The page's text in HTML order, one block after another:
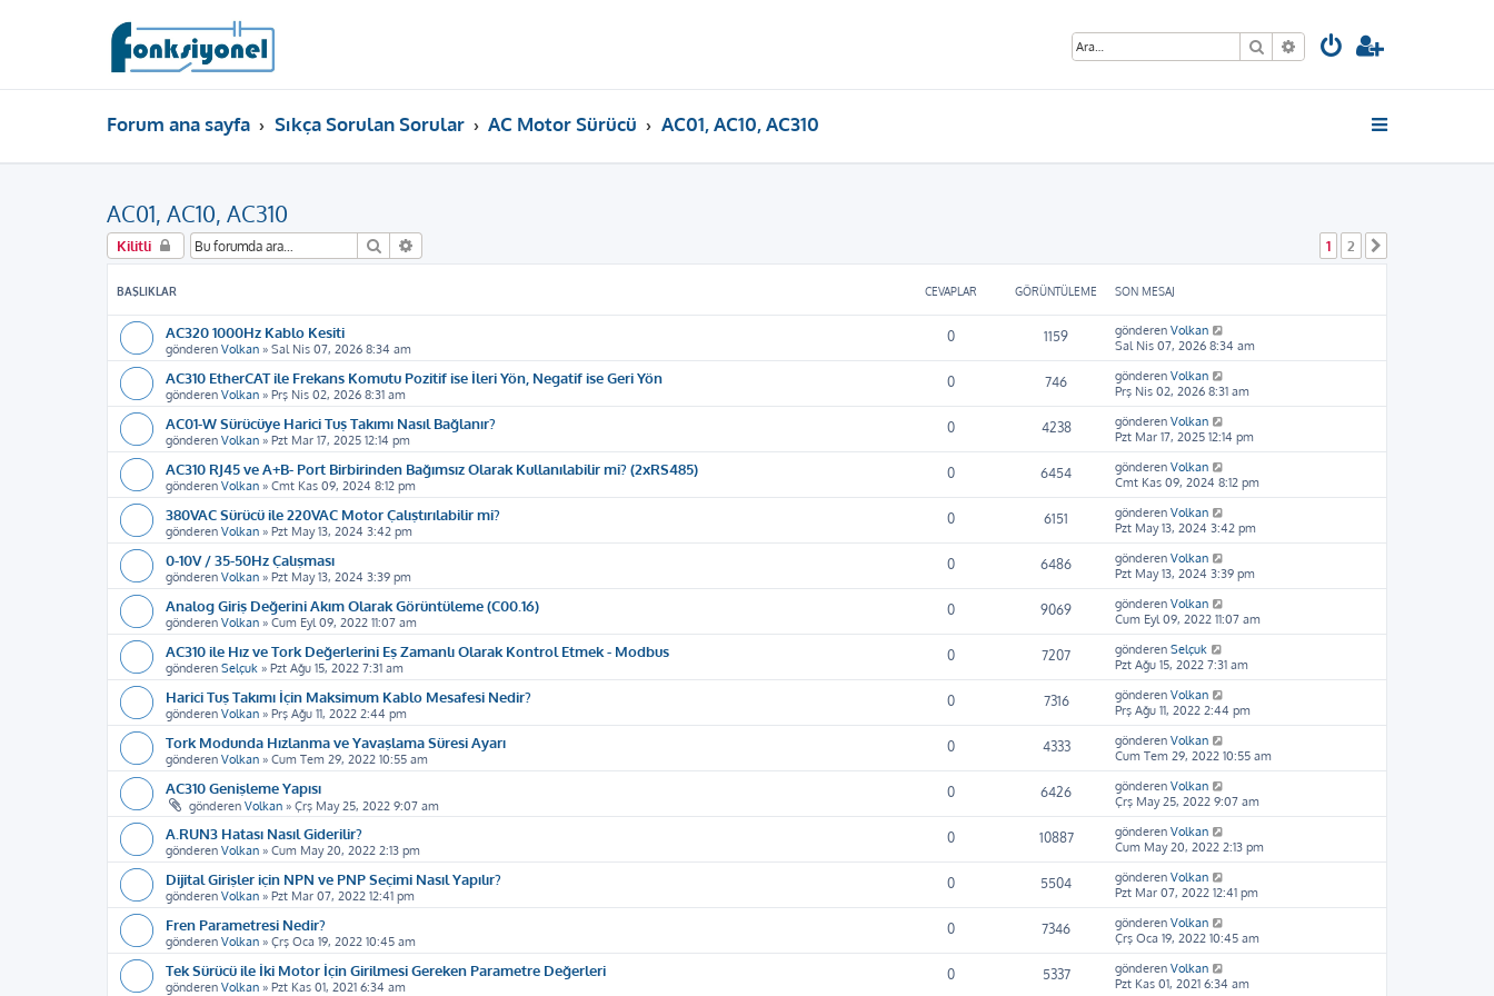
Ara Gelişmiş arama
Forum ana sayfa Sıkça Sorulan Sorular AC Motor Sürücü AC01, AC10, AC310
AC01, AC10, AC310
Kilitli Ara 1 2
BAŞLIKLAR CEVAPLAR GÖRÜNTÜLEME SON MESAJ
AC320 1000Hz Kablo Kesiti
gönderen Volkan » Sal Nis 07, 2026 8:34 am
0 1159 gönderen Volkan
Sal Nis 07, 2026 8:34 am
AC310 EtherCAT ile Frekans Komutu Pozitif ise İleri Yön, Negatif ise Geri Yön
gönderen Volkan » Prş Nis 02, 2026 8:31 am
0 746 gönderen Volkan
Prş Nis 02, 2026 8:31 am
AC01-W Sürücüye Harici Tuş Takımı Nasıl Bağlanır?
gönderen Volkan » Pzt Mar 17, 2025 12:14 pm
0 4238 gönderen Volkan
Pzt Mar 17, 2025 12:14 pm
AC310 RJ45 ve A+B- Port Birbirinden Bağımsız Olarak Kullanılabilir mi? (2xRS485)
gönderen Volkan » Cmt Kas 09, 2024 8:12 pm
0 6454 gönderen Volkan
Cmt Kas 09, 2024 8:12 pm
380VAC Sürücü ile 220VAC Motor Çalıştırılabilir mi?
gönderen Volkan » Pzt May 13, 2024 3:42 pm
0 6151 gönderen Volkan
Pzt May 13, 2024 3:42 pm
0-10V / 35-50Hz Çalışması
gönderen Volkan » Pzt May 13, 2024 3:39 pm
0 6486 gönderen Volkan
Pzt May 13, 2024 3:39 pm
Analog Giriş Değerini Akım Olarak Görüntüleme (C00.16)
gönderen Volkan » Cum Eyl 09, 2022 11:07 am
0 9069 gönderen Volkan
Cum Eyl 09, 2022 11:07 am
AC310 ile Hız ve Tork Değerlerini Eş Zamanlı Olarak Kontrol Etmek - Modbus
gönderen Selçuk » Pzt Ağu 15, 2022 7:31 am
0 7207 gönderen Selçuk
Pzt Ağu 15, 2022 7:31 am
Harici Tuş Takımı İçin Maksimum Kablo Mesafesi Nedir?
gönderen Volkan » Prş Ağu 11, 2022 2:44 pm
0 7316 gönderen Volkan
Prş Ağu 11, 2022 2:44 pm
Tork Modunda Hızlanma ve Yavaşlama Süresi Ayarı
gönderen Volkan » Cum Tem 29, 2022 10:55 am
0 4333 gönderen Volkan
Cum Tem 29, 2022 10:55 am
AC310 Genişleme Yapısı
gönderen Volkan » Çrş May 25, 2022 9:07 am
0 6426 gönderen Volkan
Çrş May 25, 2022 9:07 am
A.RUN3 Hatası Nasıl Giderilir?
gönderen Volkan » Cum May 20, 2022 2:13 pm
0 10887 gönderen Volkan
Cum May 20, 2022 2:13 pm
Dijital Girişler için NPN ve PNP Seçimi Nasıl Yapılır?
gönderen Volkan » Pzt Mar 07, 2022 12:41 pm
0 5504 gönderen Volkan
Pzt Mar 07, 2022 12:41 pm
Fren Parametresi Nedir?
gönderen Volkan » Çrş Oca 19, 2022 10:45 am
0 7346 gönderen Volkan
Çrş Oca 19, 2022 10:45 am
Tek Sürücü ile İki Motor İçin Girilmesi Gereken Parametre Değerleri
gönderen Volkan » Pzt Kas 01, 2021 6:34 am
0 5337 gönderen Volkan
Pzt Kas 01, 2021 6:34 am